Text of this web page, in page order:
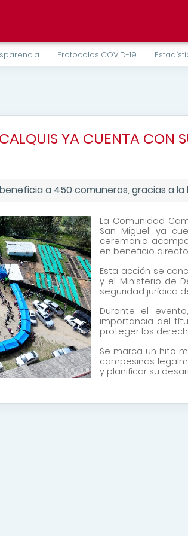
Protocolos COVID-19
YA CUENTA CON
a 450 comuneros, gracias a
La Comunidad
San Miguel, ya
ceremonia
en beneficio
Esta acción se
y el Ministerio de
seguridad jurídica
Durante el
importancia del
proteger los
Se marca un hito
campesinas
y planificar su